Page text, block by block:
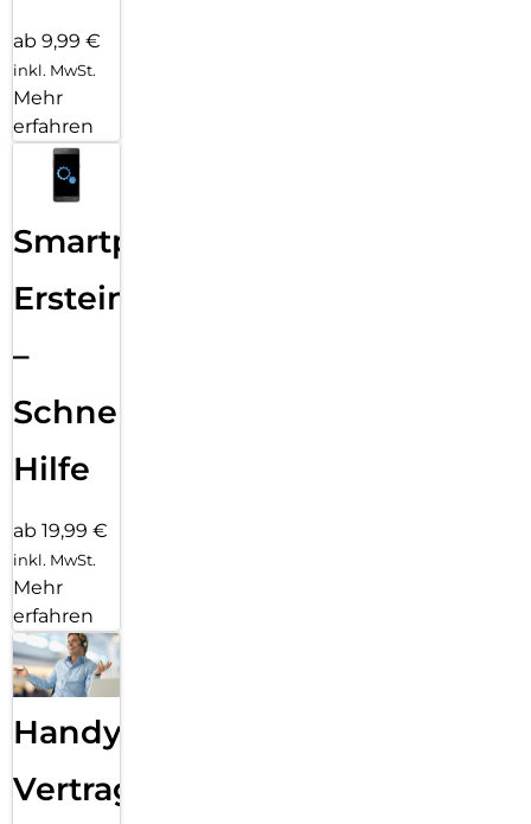
ab 9,99 €
inkl. MwSt.
Mehr
erfahren
Smartphone
Ersteinrichtung
–
Schnelle
Hilfe
ab 19,99 €
inkl. MwSt.
Mehr
erfahren
Handy
Vertragsabwicklung